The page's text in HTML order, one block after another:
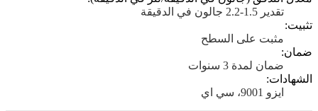
تقدير 1.5-2.2 جالون في الدقيقة
تثبيت:
مثبت على السطح
ضمان:
ضمان لمدة 3 سنوات
الشهادات:
ايزو 9001، سي اي